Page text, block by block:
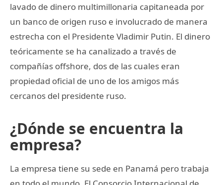
lavado de dinero multimillonaria capitaneada por
un banco de origen ruso e involucrado de manera
estrecha con el Presidente Vladimir Putin. El dinero
teóricamente se ha canalizado a través de
compañías offshore, dos de las cuales eran
propiedad oficial de uno de los amigos más
cercanos del presidente ruso.
¿Dónde se encuentra la
empresa?
La empresa tiene su sede en Panamá pero trabaja